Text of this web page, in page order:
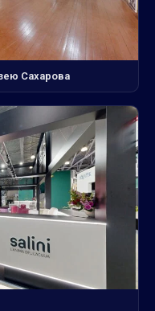
Сахарова